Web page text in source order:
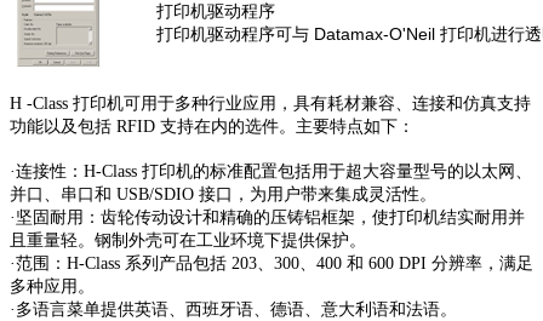
打印机驱动程序
打印机驱动程序可与 Datamax-O'Neil 打印机进行透明
H -Class 打印机可用于多种行业应用，具有耗材兼容、连接和仿真支持
功能以及包括 RFID 支持在内的选件。主要特点如下：
·连接性：H-Class 打印机的标准配置包括用于超大容量型号的以太网、
并口、串口和 USB/SDIO 接口，为用户带来集成灵活性。
·坚固耐用：齿轮传动设计和精确的压铸铝框架，使打印机结实耐用并
且重量轻。钢制外壳可在工业环境下提供保护。
·范围：H-Class 系列产品包括 203、300、400 和 600 DPI 分辨率，满足
多种应用。
·多语言菜单提供英语、西班牙语、德语、意大利语和法语。